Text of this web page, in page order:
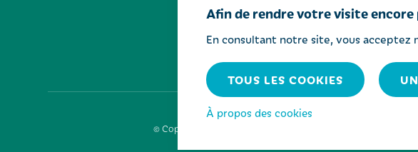
© Copyright 2026 Journée Médicale - Citadelle Hôpital - Tous
Afin de rendre votre visite encore
En consultant notre site, vous acceptez
TOUS LES COOKIES
À propos des cookies